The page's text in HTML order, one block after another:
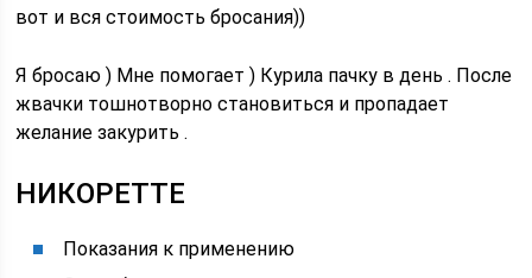
вот и вся стоимость бросания))
Я бросаю ) Мне помогает ) Курила пачку в день . После
жвачки тошнотворно становиться и пропадает
желание закурить .
НИКОРЕТТЕ
Показания к применению